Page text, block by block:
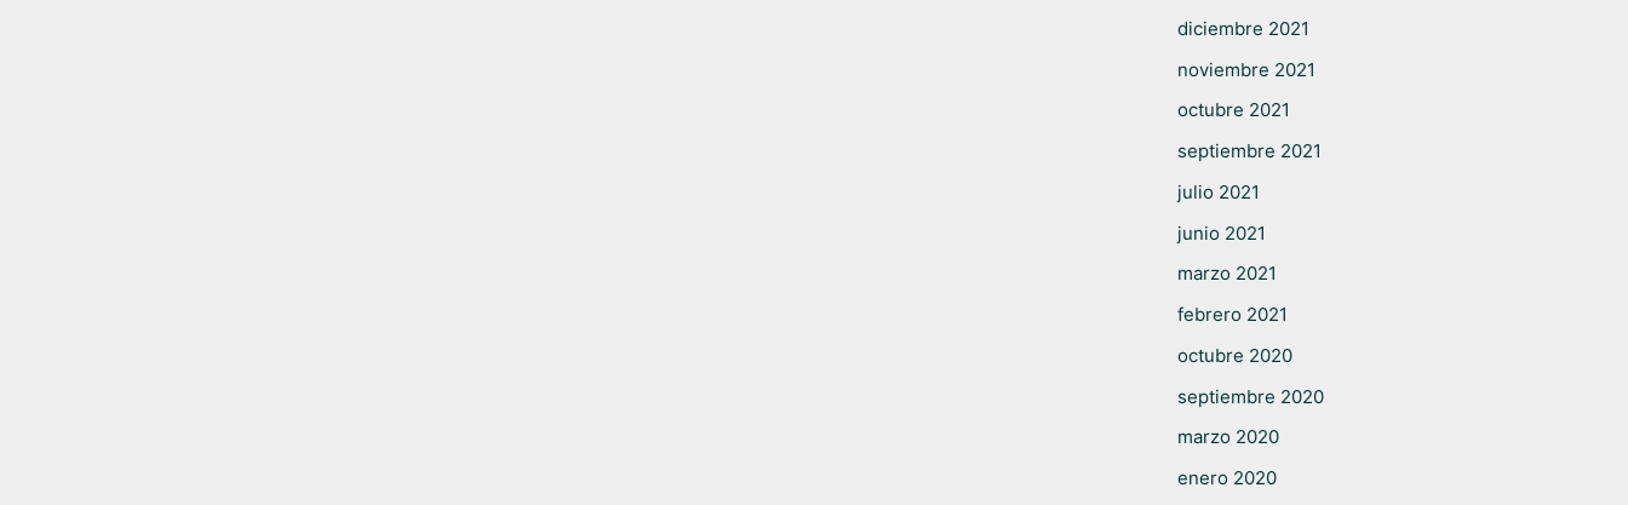
diciembre 2021
noviembre 2021
octubre 2021
septiembre 2021
julio 2021
junio 2021
marzo 2021
febrero 2021
octubre 2020
septiembre 2020
marzo 2020
enero 2020